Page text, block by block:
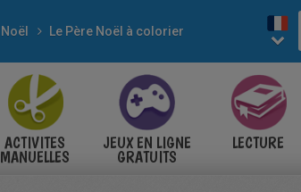
Noël Le Père Noël à colorier
ACTIVITES
MANUELLES
JEUX EN LIGNE
GRATUITS
LECTURE